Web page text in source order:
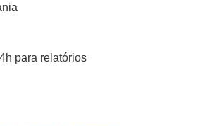
para relatórios